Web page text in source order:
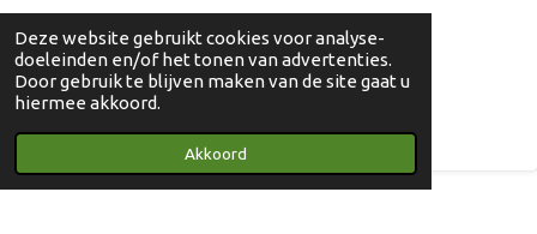
Deze website gebruikt cookies voor analyse-
doeleinden en/of het tonen van advertenties.
Door gebruik te blijven maken van de site gaat u
hiermee akkoord.
Akkoord
Smeetshof - Bocholt
Zig en Goort - Kinrooi